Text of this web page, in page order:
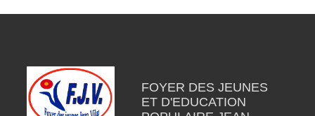
FOYER DES JEUNES
ET D'EDUCATION